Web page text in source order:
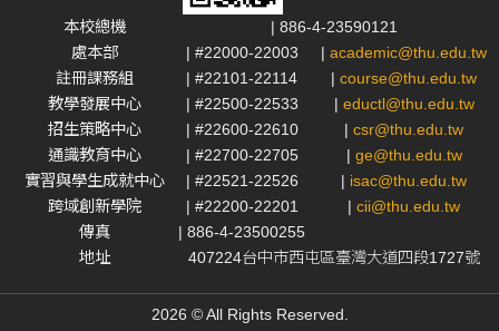
本校總機
| 886-4-23590121
處本部
| #22000-22003 | academic@thu.edu.tw
註冊課務組
| #22101-22114 | course@thu.edu.tw
教學發展中心
| #22500-22533 | eductl@thu.edu.tw
招生策略中心
| #22600-22610 | csr@thu.edu.tw
通識教育中心
| #22700-22705 | ge@thu.edu.tw
實習與學生成就中心
| #22521-22526 | isac@thu.edu.tw
跨域創新學院
| #22200-22201 | cii@thu.edu.tw
傳真
| 886-4-23500255
地址
407224台中市西屯區臺灣大道四段1727號
2026 © All Rights Reserved.